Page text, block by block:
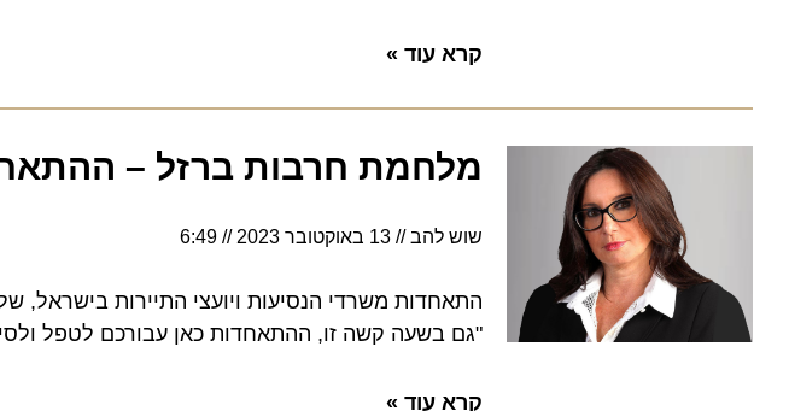
קרא עוד »
מלחמת חרבות ברזל –
שוש להב 13 באוקטובר 2023 6:49
התאחדות משרדי הנסיעות ויועצי התיירות בישראל,
"גם בשעה קשה זו, ההתאחדות כאן עבורכם לטפל ולסייע
קרא עוד »